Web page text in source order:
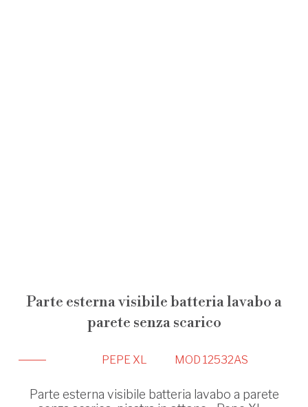
Parte esterna visibile batteria lavabo a
parete senza scarico
PEPE XL MOD 12532AS
Parte esterna visibile batteria lavabo a parete